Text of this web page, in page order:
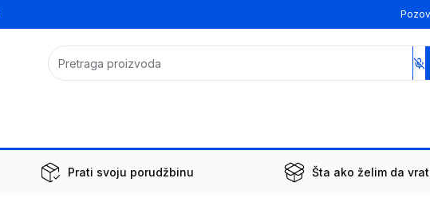
Prati svoju porudžbinu Šta ako želim da